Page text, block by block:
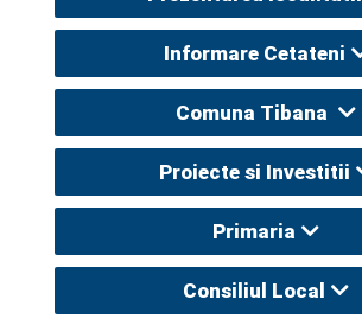
Informare Cetateni
Comuna Tibana
Proiecte si Investitii
Primaria
Consiliul Local